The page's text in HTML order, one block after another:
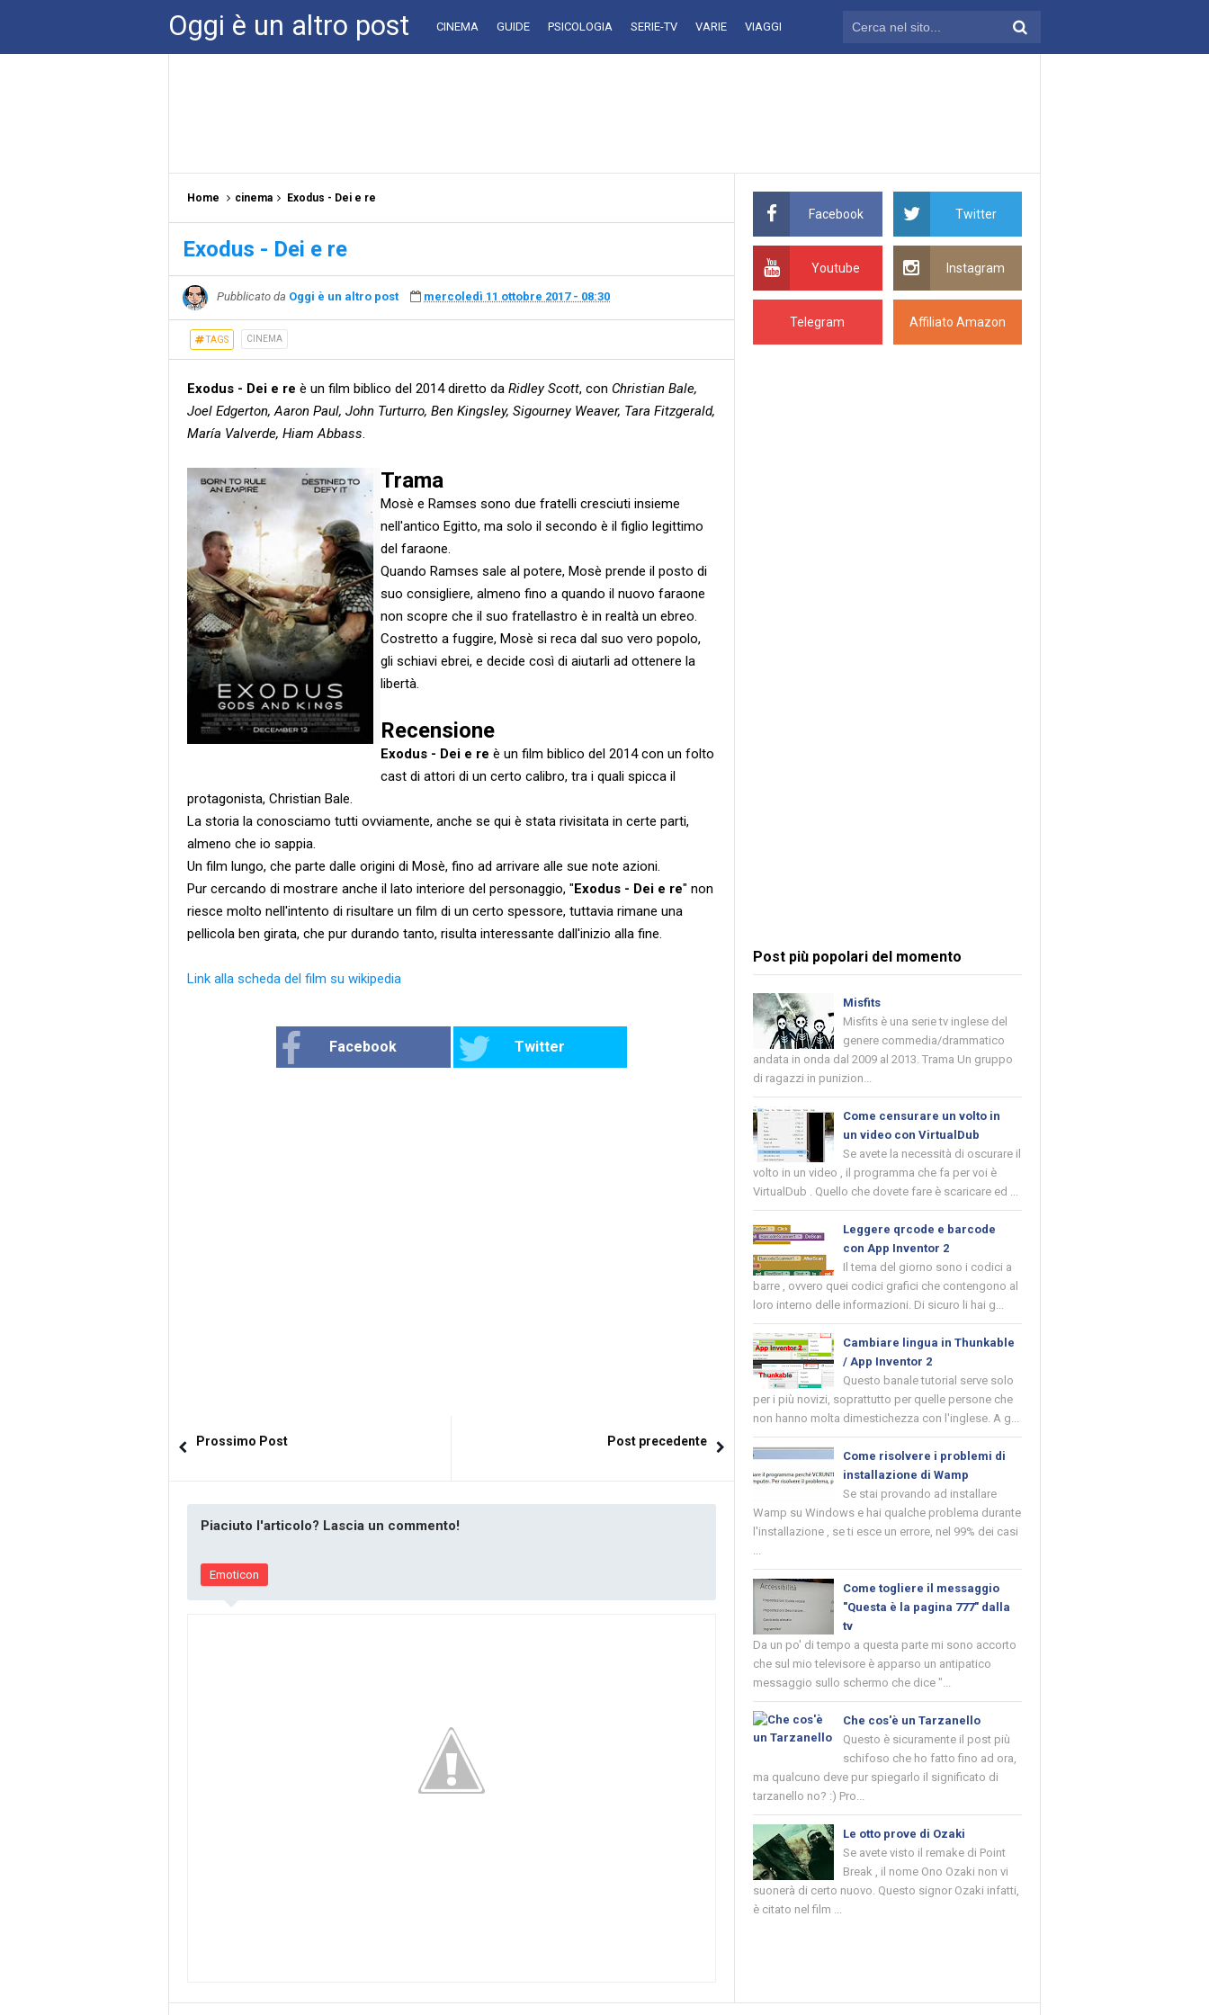
Oggi è un altro post CINEMA GUIDE PSICOLOGIA SERIE-TV VARIE VIAGGI
Home cinema Exodus - Dei e re
Exodus - Dei e re
Pubblicato da Oggi è un altro post mercoledì 11 ottobre 2017 - 08:30
TAGS CINEMA
Exodus - Dei e re è un film biblico del 2014 diretto da Ridley Scott, con Christian Bale,
Joel Edgerton, Aaron Paul, John Turturro, Ben Kingsley, Sigourney Weaver, Tara Fitzgerald,
María Valverde, Hiam Abbass.
Trama
Mosè e Ramses sono due fratelli cresciuti insieme
nell'antico Egitto, ma solo il secondo è il figlio legittimo
del faraone.
Quando Ramses sale al potere, Mosè prende il posto di
suo consigliere, almeno fino a quando il nuovo faraone
non scopre che il suo fratellastro è in realtà un ebreo.
Costretto a fuggire, Mosè si reca dal suo vero popolo,
gli schiavi ebrei, e decide così di aiutarli ad ottenere la
libertà.
Recensione
Exodus - Dei e re è un film biblico del 2014 con un folto
cast di attori di un certo calibro, tra i quali spicca il
protagonista, Christian Bale.
La storia la conosciamo tutti ovviamente, anche se qui è stata rivisitata in certe parti,
almeno che io sappia.
Un film lungo, che parte dalle origini di Mosè, fino ad arrivare alle sue note azioni.
Pur cercando di mostrare anche il lato interiore del personaggio, "Exodus - Dei e re" non
riesce molto nell'intento di risultare un film di un certo spessore, tuttavia rimane una
pellicola ben girata, che pur durando tanto, risulta interessante dall'inizio alla fine.
Link alla scheda del film su wikipedia
Facebook Twitter
Prossimo Post Post precedente
Piaciuto l'articolo? Lascia un commento!
Emoticon
Facebook Twitter
Youtube Instagram
Telegram Affiliato Amazon
Post più popolari del momento
Misfits
Misfits è una serie tv inglese del
genere commedia/drammatico
andata in onda dal 2009 al 2013. Trama Un gruppo
di ragazzi in punizion...
Come censurare un volto in
un video con VirtualDub
Se avete la necessità di oscurare il
volto in un video , il programma che fa per voi è
VirtualDub . Quello che dovete fare è scaricare ed ...
Leggere qrcode e barcode
con App Inventor 2
Il tema del giorno sono i codici a
barre , ovvero quei codici grafici che contengono al
loro interno delle informazioni. Di sicuro li hai g...
Cambiare lingua in Thunkable
/ App Inventor 2
Questo banale tutorial serve solo
per i più novizi, soprattutto per quelle persone che
non hanno molta dimestichezza con l'inglese. A g...
Come risolvere i problemi di
installazione di Wamp
Se stai provando ad installare
Wamp su Windows e hai qualche problema durante
l'installazione , se ti esce un errore, nel 99% dei casi
...
Come togliere il messaggio
"Questa è la pagina 777" dalla
tv
Da un po' di tempo a questa parte mi sono accorto
che sul mio televisore è apparso un antipatico
messaggio sullo schermo che dice "...
Che cos'è un Tarzanello
Questo è sicuramente il post più
schifoso che ho fatto fino ad ora,
ma qualcuno deve pur spiegarlo il significato di
tarzanello no? :) Pro...
Le otto prove di Ozaki
Se avete visto il remake di Point
Break , il nome Ono Ozaki non vi
suonerà di certo nuovo. Questo signor Ozaki infatti,
è citato nel film ...